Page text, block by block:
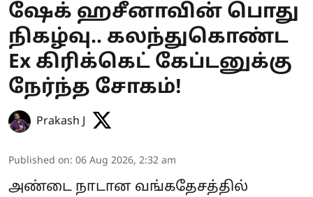
ஷேக் ஹசீனாவின் பொது
நிகழ்வு.. கலந்துகொண்ட
Ex கிரிக்கெட் கேப்டனுக்கு
நேர்ந்த சோகம்!
Prakash J
Published on: 06 Aug 2026, 2:32 am
அண்டை நாடான வங்கதேசத்தில்